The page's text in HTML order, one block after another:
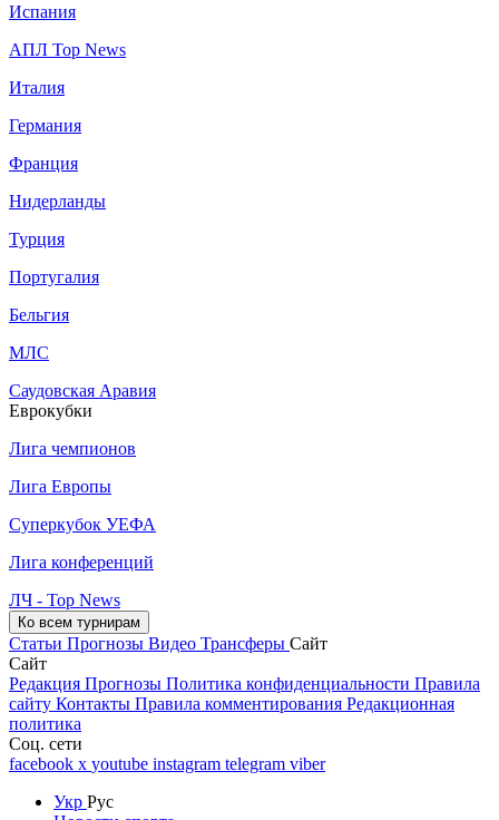
Испания
АПЛ Top News
Италия
Германия
Франция
Нидерланды
Турция
Португалия
Бельгия
МЛС
Саудовская Аравия
Еврокубки
Лига чемпионов
Лига Европы
Суперкубок УЕФА
Лига конференций
ЛЧ - Top News
Ко всем турнирам
Статьи Прогнозы Видео Трансферы Сайт
Сайт
Редакция Прогнозы Политика конфиденциальности Правила
сайту Контакты Правила комментирования Редакционная
политика
Соц. сети
facebook x youtube instagram telegram viber
Укр Рус